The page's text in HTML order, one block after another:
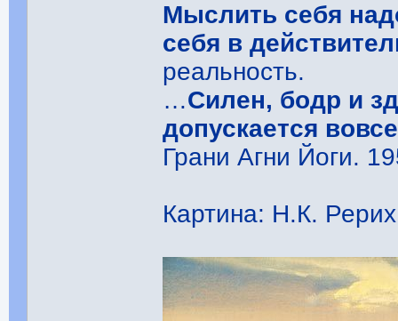
Мыслить себя
себя в
реальность.
…Силен, бодр и
допускается вовсе
Грани Агни Йоги.
Картина: Н.К.